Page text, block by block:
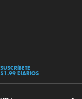
SUSCRÍBETE
$1.99 DIARIOS